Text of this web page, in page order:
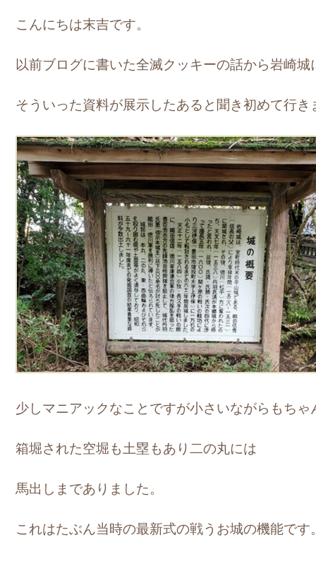
こんにちは末吉です。
以前ブログに書いた全滅クッキーの話から岩崎城
そういった資料が展示したあると聞き初めて行き
少しマニアックなことですが小さいながらもちゃ
箱堀された空堀も土塁もあり二の丸には
馬出しまでありました。
これはたぶん当時の最新式の戦うお城の機能です